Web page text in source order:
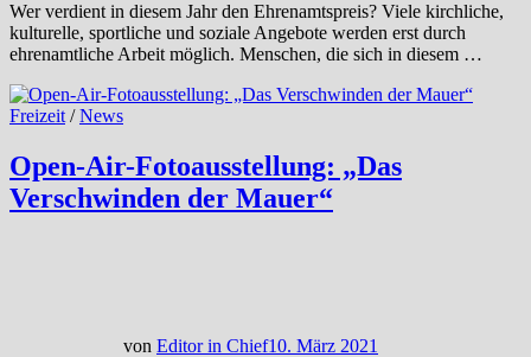
Wer verdient in diesem Jahr den Ehrenamtspreis? Viele kirchliche,
kulturelle, sportliche und soziale Angebote werden erst durch
ehrenamtliche Arbeit möglich. Menschen, die sich in diesem …
Freizeit /News
Open-Air-Fotoausstellung: „Das
Verschwinden der Mauer“
von Editor in Chief10. März 2021